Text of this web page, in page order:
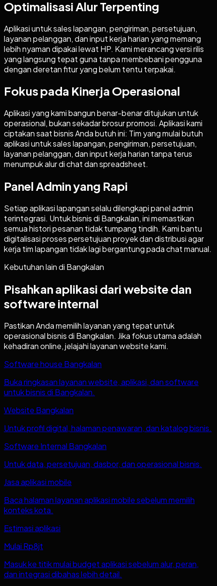
Optimalisasi Alur Terpenting
Aplikasi untuk sales lapangan, pengiriman, persetujuan,
layanan pelanggan, dan input kerja harian yang memang
lebih nyaman dipakai lewat HP. Kami merancang versi rilis
yang langsung tepat guna tanpa membebani pengguna
dengan deretan fitur yang belum tentu terpakai.
Fokus pada Kinerja Operasional
Aplikasi yang kami bangun benar-benar ditujukan untuk
operasional, bukan sekadar brosur promosi. Aplikasi kami
ciptakan saat bisnis Anda butuh ini: Tim yang mulai butuh
aplikasi untuk sales lapangan, pengiriman, persetujuan,
layanan pelanggan, dan input kerja harian tanpa terus
menumpuk alur di chat dan spreadsheet.
Panel Admin yang Rapi
Setiap aplikasi lapangan selalu dilengkapi panel admin
terintegrasi. Untuk bisnis di Bangkalan, ini memastikan
semua histori pesanan tidak tumpang tindih. Kami bantu
digitalisasi proses persetujuan proyek dan distribusi agar
kerja tim lapangan tidak lagi bergantung pada chat manual.
Kebutuhan lain di Bangkalan
Pisahkan aplikasi dari website dan
software internal
Pastikan Anda memilih layanan yang tepat untuk
operasional bisnis di Bangkalan. Jika fokus utama adalah
kehadiran online, jelajahi layanan website kami.
Software house Bangkalan
Buka ringkasan layanan website, aplikasi, dan software
untuk bisnis di Bangkalan.
Website Bangkalan
Untuk profil digital, halaman penawaran, dan katalog bisnis.
Software Internal Bangkalan
Untuk data, persetujuan, dasbor, dan operasional bisnis.
Jasa aplikasi mobile
Baca halaman layanan aplikasi mobile sebelum memilih
konteks kota.
Estimasi aplikasi
Mulai Rp8jt
Masuk ke titik mulai budget aplikasi sebelum alur, peran,
dan integrasi dibahas lebih detail.